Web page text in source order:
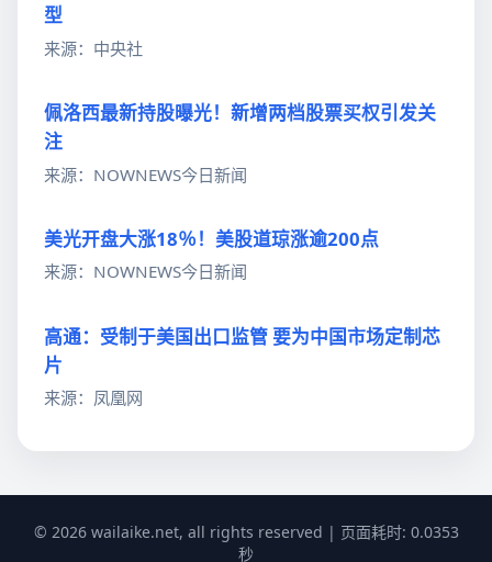
型
来源：中央社
佩洛西最新持股曝光！新增两档股票买权引发关
注
来源：NOWNEWS今日新闻
美光开盘大涨18％！美股道琼涨逾200点
来源：NOWNEWS今日新闻
高通：受制于美国出口监管 要为中国市场定制芯
片
来源：凤凰网
© 2026 wailaike.net, all rights reserved | 页面耗时: 0.0353
秒